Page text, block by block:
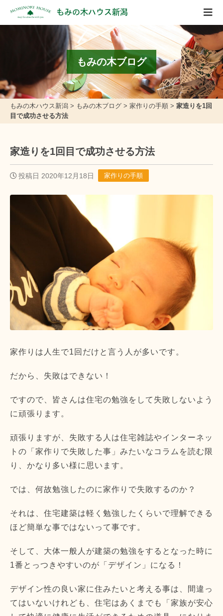
もみの木ハウス新潟
もみの木ブログ
もみの木ハウス新潟 > もみの木ブログ > 家作りの手順 > 家造りを1回
目で成功させる方法
家造りを1回目で成功させる方法
投稿日 2020年12月18日 家作りの手順
家作りは人生で1回だけと言う人が多いです。
だから、失敗はできない！
ですので、 皆さんは住宅の勉強をして失敗しないよう
に頑張ります。
頑張りますが、失敗する人は住宅雑誌やインターネッ
トの「 家作りで失敗した事」みたいなコラムを読む限
り、 かなり多い様に思います。
では、何故勉強したのに家作りで失敗するのか？
それは、 住宅建築は軽く勉強したくらいで理解できる
ほど簡単な事ではない って事です。
そして、 大体一般人が建築の勉強をするとなった時に
1番とっつきやすいのが「デザイン」になる！
デザイン性の良い家に住みたいと考える事は、
間違っ
てはいないけれども、住宅はあくまでも「 家族が安心